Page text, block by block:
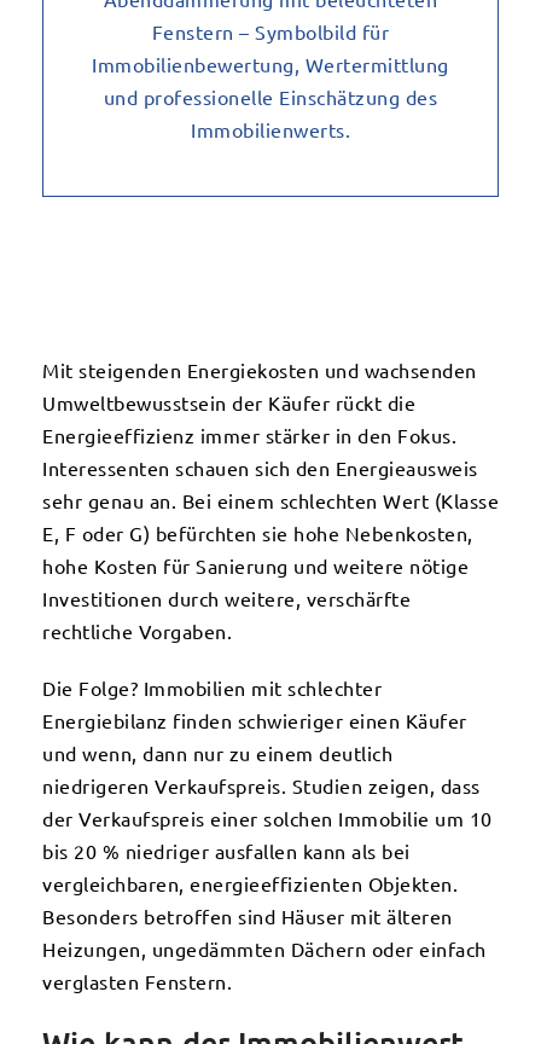
Mit steigenden Energiekosten und wachsenden
Umweltbewusstsein der Käufer rückt die
Energieeffizienz immer stärker in den Fokus.
Interessenten schauen sich den Energieausweis
sehr genau an. Bei einem schlechten Wert (Klasse
E, F oder G) befürchten sie hohe Nebenkosten,
hohe Kosten für Sanierung und weitere nötige
Investitionen durch weitere, verschärfte
rechtliche Vorgaben.
Die Folge? Immobilien mit schlechter
Energiebilanz finden schwieriger einen Käufer
und wenn, dann nur zu einem deutlich
niedrigeren Verkaufspreis. Studien zeigen, dass
der Verkaufspreis einer solchen Immobilie um 10
bis 20 % niedriger ausfallen kann als bei
vergleichbaren, energieeffizienten Objekten.
Besonders betroffen sind Häuser mit älteren
Heizungen, ungedämmten Dächern oder einfach
verglasten Fenstern.